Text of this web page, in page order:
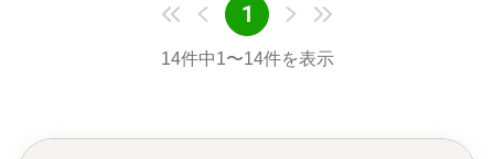
1
14件中1〜14件を表示